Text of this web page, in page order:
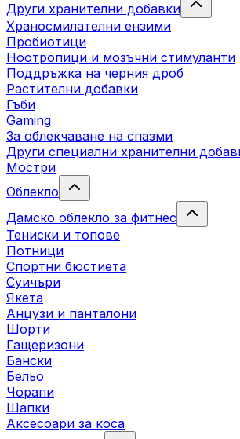
Други хранителни добавки
Храносмилателни ензими
Пробиотици
Ноотропици и мозъчни стимуланти
Поддръжка на черния дроб
Растителни добавки
Гъби
Gaming
За облекчаване на спазми
Други специални хранителни
Мостри
Облекло
Дамско облекло за фитнес
Тениски и топове
Потници
Спортни бюстиета
Суичъри
Якета
Aнцузи и панталони
Шорти
Гащеризони
Бански
Бельо
Чорапи
Шапки
Аксесоари за коса